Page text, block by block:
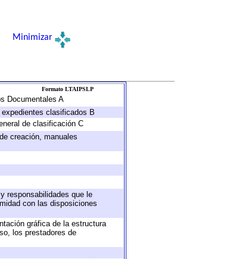
Minimizar
Formato LTAIPSLP
Documentales A
clasificados B
de clasificación C
creación, manuales
responsabilidades que le
con las disposiciones
gráfica de la estructura
los prestadores de